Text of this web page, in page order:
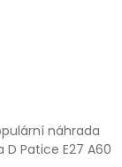
náhrada
Patice E27 A60